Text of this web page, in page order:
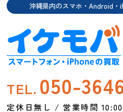
沖縄県内のスマホ・Android・
TEL. 050-
定休日無し / 営業時間